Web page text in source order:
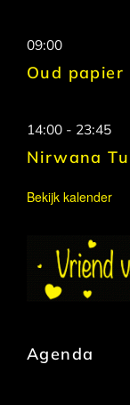
09:00
Oud papier
14:00 - 23:45
Nirwana
Bekijk kalender
Agenda